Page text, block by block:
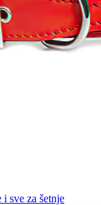
sve za šetnje